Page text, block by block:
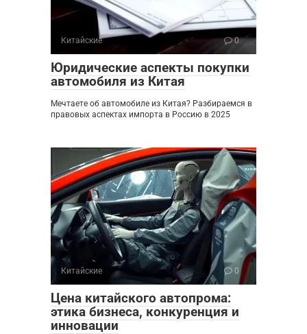
Китайские 0
Юридические аспекты покупки
автомобиля из Китая
Мечтаете об автомобиле из Китая? Разбираемся в
правовых аспектах импорта в Россию в 2025
Китайские 0
Цена китайского автопрома:
этика бизнеса, конкуренция и
инновации